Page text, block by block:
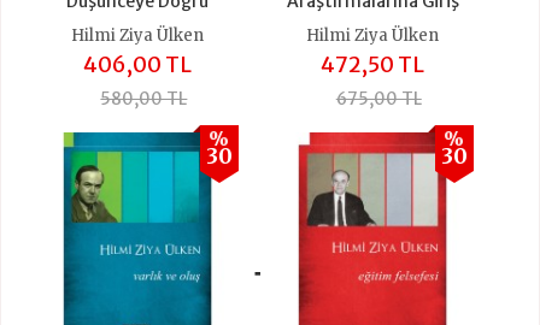
Hilmi Ziya Ülken
406,00 TL
580,00 TL
Hilmi Ziya Ülken
472,50 TL
675,00 TL
%
30
+
%
30